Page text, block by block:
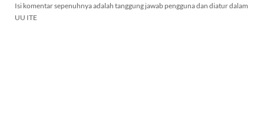
Isi komentar sepenuhnya adalah tanggung jawab pengguna dan diatur dalam
UU ITE